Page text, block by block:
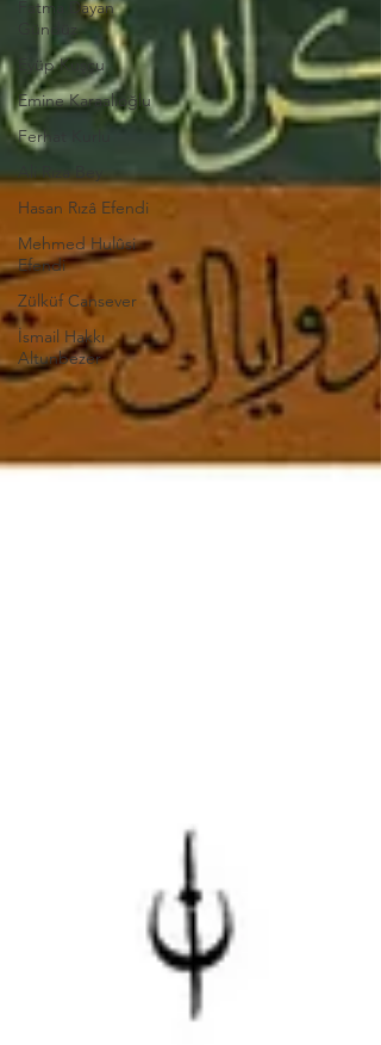
Fatma Dayan
Gündüz
Eyüp Kuşçu
Emine Karaalioğlu
Ferhat Kurlu
Ali Rıza Bey
Hasan Rızâ Efendi
Mehmed Hulûsi
Efendi
Zülküf Cansever
İsmail Hakkı
Altunbezer